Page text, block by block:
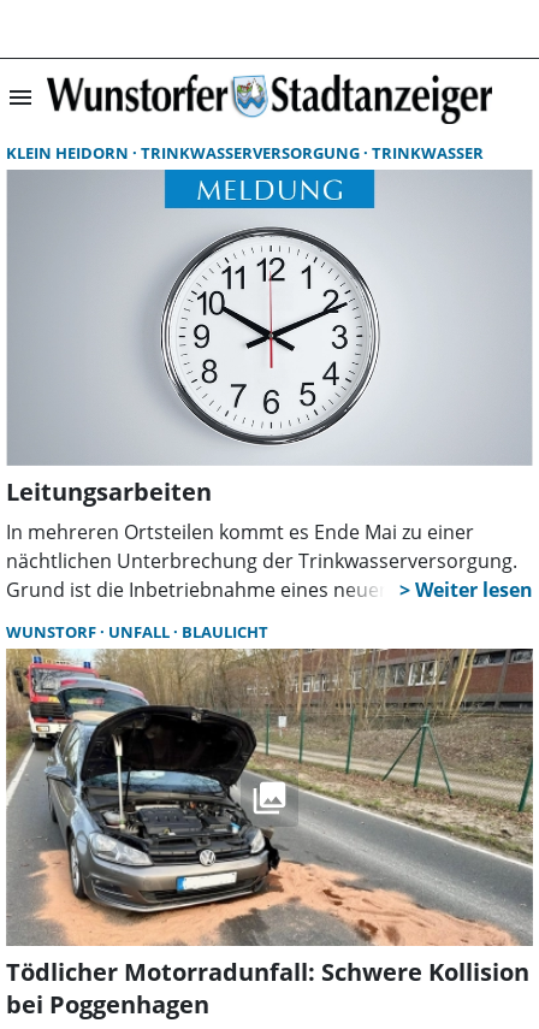
menu Startseite |
KLEIN HEIDORN TRINKWASSERVERSORGUNG TRINKWASSER
Leitungsarbeiten
In mehreren Ortsteilen kommt es Ende Mai zu einer
nächtlichen Unterbrechung der Trinkwasserversorgung.
Grund ist die Inbetriebnahme eines neuen
und ausreichend Wasser bevorraten.
WUNSTORF UNFALL BLAULICHT
Tödlicher Motorradunfall: Schwere Kollision
bei Poggenhagen